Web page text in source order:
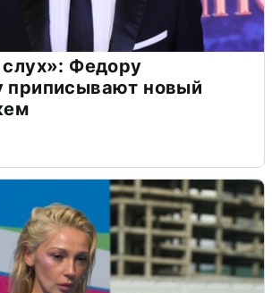
Федору
приписывают новый